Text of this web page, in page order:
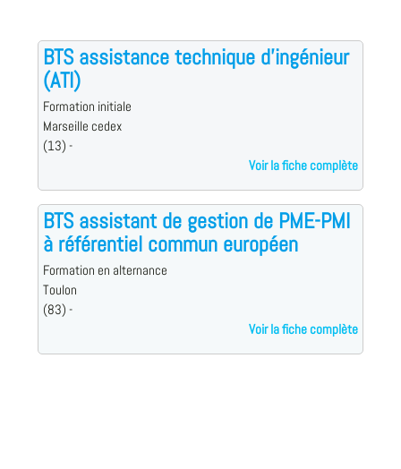
BTS assistance technique d'ingénieur
(ATI)
Formation initiale
Marseille cedex
(13) -
Voir la fiche complète
BTS assistant de gestion de PME-PMI
à référentiel commun européen
Formation en alternance
Toulon
(83) -
Voir la fiche complète